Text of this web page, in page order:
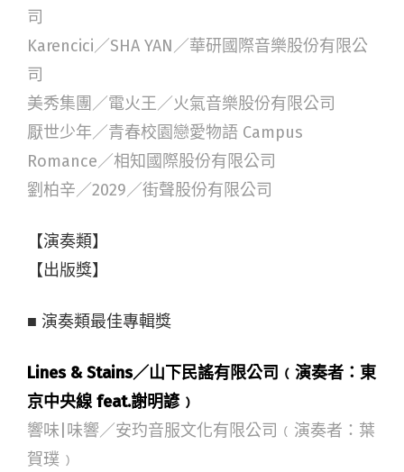
司
Karencici／SHA YAN／華研國際音樂股份有限公
司
美秀集團／電火王／火氣音樂股份有限公司
厭世少年／青春校園戀愛物語 Campus
Romance／相知國際股份有限公司
劉柏辛／2029／街聲股份有限公司
【演奏類】
【出版獎】
■ 演奏類最佳專輯獎
Lines & Stains／山下民謠有限公司﹙演奏者：東
京中央線 feat.謝明諺﹚
響味|味響／安玓音服文化有限公司﹙演奏者：葉
賀璞﹚